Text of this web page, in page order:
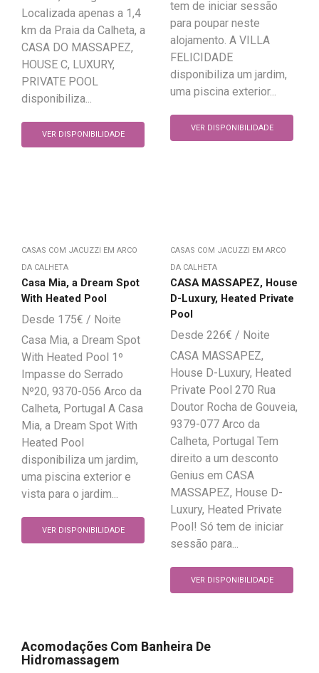
Localizada apenas a 1,4
km da Praia da Calheta, a
CASA DO MASSAPEZ,
HOUSE C, LUXURY,
PRIVATE POOL
disponibiliza...
VER DISPONIBILIDADE
tem de iniciar sessão
para poupar neste
alojamento. A VILLA
FELICIDADE
disponibiliza um jardim,
uma piscina exterior...
VER DISPONIBILIDADE
CASAS COM JACUZZI EM ARCO
DA CALHETA
Casa Mia, a Dream Spot
With Heated Pool
175€
Casa Mia, a Dream Spot
With Heated Pool 1º
Impasse do Serrado
Nº20, 9370-056 Arco da
Calheta, Portugal A Casa
Mia, a Dream Spot With
Heated Pool
disponibiliza um jardim,
uma piscina exterior e
vista para o jardim...
VER DISPONIBILIDADE
CASAS COM JACUZZI EM ARCO
DA CALHETA
CASA MASSAPEZ, House
D-Luxury, Heated Private
Pool
226€
CASA MASSAPEZ,
House D-Luxury, Heated
Private Pool 270 Rua
Doutor Rocha de Gouveia,
9379-077 Arco da
Calheta, Portugal Tem
direito a um desconto
Genius em CASA
MASSAPEZ, House D-
Luxury, Heated Private
Pool! Só tem de iniciar
sessão para...
VER DISPONIBILIDADE
Acomodações Com Banheira De
Hidromassagem